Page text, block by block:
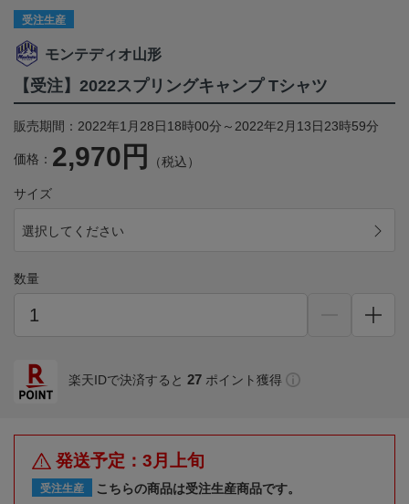
受注生産
モンテディオ山形
【受注】2022スプリングキャンプ Tシャツ
販売期間：2022年1月28日18時00分～2022年2月13日23時59分
価格： 2,970円 （税込）
サイズ
選択してください
数量
楽天IDで決済すると 27 ポイント獲得
発送予定：3月上旬
受注生産
こちらの商品は受注生産商品です。